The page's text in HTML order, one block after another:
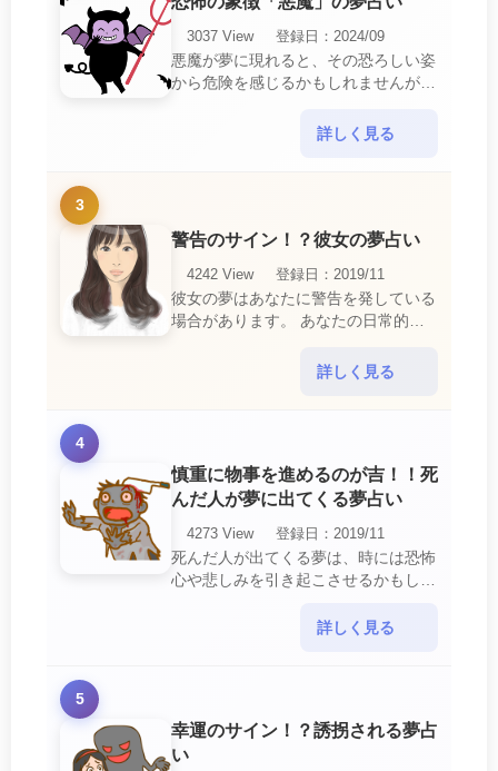
3037 View
登録日：2024/09
悪魔が夢に現れると、その恐ろしい姿
から危険を感じるかもしれませんが、
詳しく見る
3
警告のサイン！？彼女の夢占い
4242 View
登録日：2019/11
彼女の夢はあなたに警告を発している
場合があります。 あなたの日常的な
詳しく見る
4
慎重に物事を進めるのが吉！！死
んだ人が夢に出てくる夢占い
4273 View
登録日：2019/11
死んだ人が出てくる夢は、時には恐怖
心や悲しみを引き起こさせるかもしれ
意して欲しいメッセージや警告を伝え
詳しく見る
5
幸運のサイン！？誘拐される夢占
い